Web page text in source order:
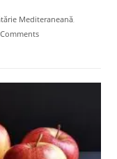
Mediteraneană,